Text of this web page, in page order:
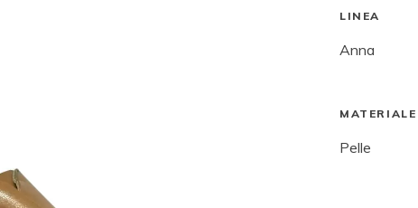
LINEA
Anna
MATERIALE
Pelle